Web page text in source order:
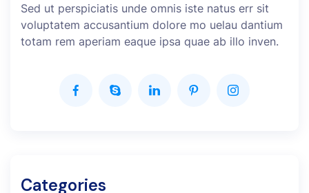
Sed ut perspiciatis unde omnis iste natus err sit
voluptatem accusantium dolore mo uelau dantium
totam rem aperiam eaque ipsa quae ab illo inven.
Categories